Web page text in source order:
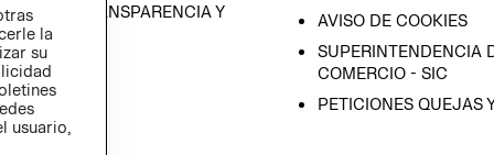
DE TRANSPARENCIA Y
AVISO DE COOKIES
SUPERINTENDENCIA
COMERCIO - SIC
PETICIONES QUEJAS
la
su
usuario,